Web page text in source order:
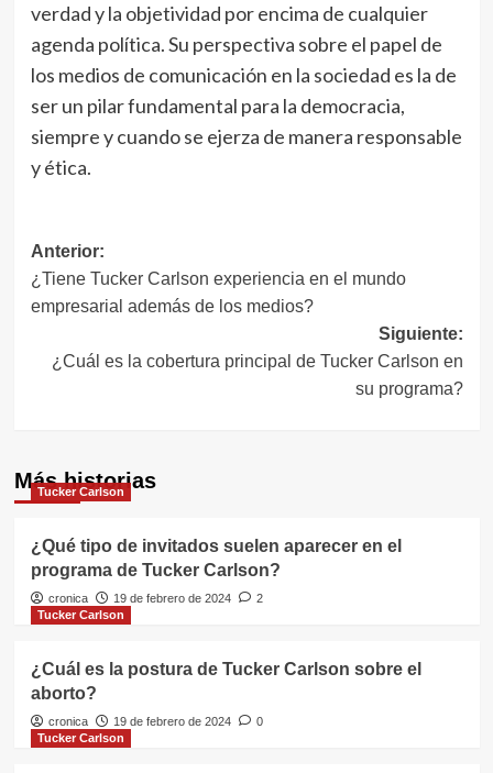
verdad y la objetividad por encima de cualquier
agenda política. Su perspectiva sobre el papel de
los medios de comunicación en la sociedad es la de
ser un pilar fundamental para la democracia,
siempre y cuando se ejerza de manera responsable
y ética.
Navegación
de
entradas
Anterior:
¿Tiene Tucker Carlson experiencia en el mundo
empresarial además de los medios?
Siguiente:
¿Cuál es la cobertura principal de Tucker Carlson en
su programa?
Más historias
Tucker Carlson
¿Qué tipo de invitados suelen aparecer en el
programa de Tucker Carlson?
cronica 19 de febrero de 2024
2
Tucker Carlson
¿Cuál es la postura de Tucker Carlson sobre el
aborto?
cronica 19 de febrero de 2024
0
Tucker Carlson